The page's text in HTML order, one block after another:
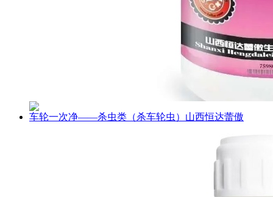
车轮一次净——杀虫类（杀车轮虫）山西恒达蕾傲